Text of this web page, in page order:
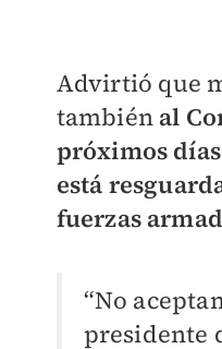
Advirtió que
también al
próximos
está
fuerzas
“No
presidente